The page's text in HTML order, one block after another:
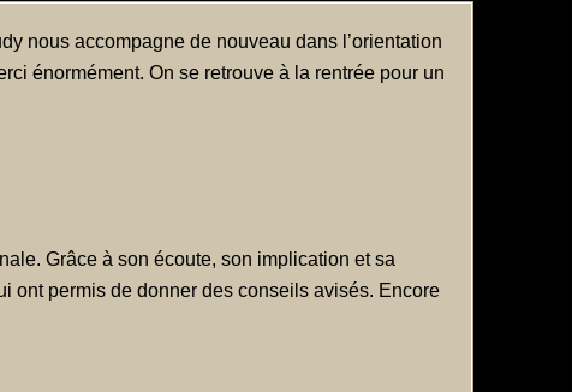
nous accompagne de nouveau dans l’orientation
énormément. On se retrouve à la rentrée pour un
Grâce à son écoute, son implication et sa
ont permis de donner des conseils avisés. Encore